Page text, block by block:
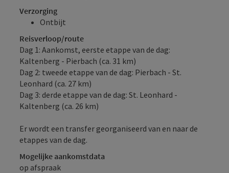
Verzorging
Ontbijt
Reisverloop/route
Dag 1: Aankomst, eerste etappe van de dag:
Kaltenberg - Pierbach (ca. 31 km)
Dag 2: tweede etappe van de dag: Pierbach - St.
Leonhard (ca. 27 km)
Dag 3: derde etappe van de dag: St. Leonhard -
Kaltenberg (ca. 26 km)
Er wordt een transfer georganiseerd van en naar de
etappes van de dag.
Mogelijke aankomstdata
op afspraak